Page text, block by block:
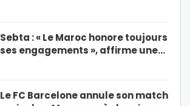
Sebta : « Le Maroc honore toujours
ses engagements », affirme une…
Le FC Barcelone annule son match